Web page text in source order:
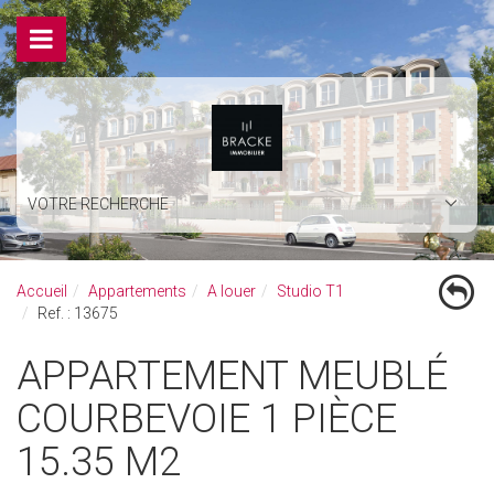
VOTRE RECHERCHE
Accueil Appartements A louer
Studio T1
Ref. : 13675
APPARTEMENT MEUBLÉ
COURBEVOIE 1 PIÈCE
15.35 M2